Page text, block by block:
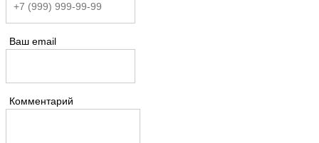
Ваш email
Комментарий